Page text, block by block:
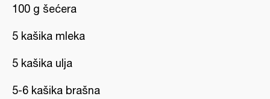
100 g šećera
5 kašika mleka
5 kašika ulja
5-6 kašika brašna